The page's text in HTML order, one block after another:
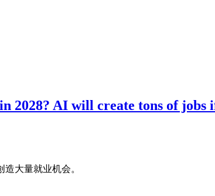
2028? AI will create tons of jobs
大量就业机会。